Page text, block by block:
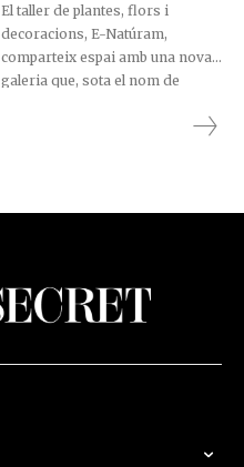
El taller de plantes, flors i
decoracions, E-Natúram,
comparteix espai amb una nova
galeria que, sota el nom de
manera en la qual s’aprecia l’art